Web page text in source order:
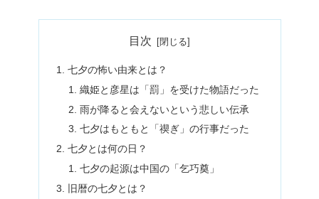
目次
七夕の怖い由来とは？
織姫と彦星は「罰」を受けた物語だった
雨が降ると会えないという悲しい伝承
七夕はもともと「禊ぎ」の行事だった
七夕とは何の日？
七夕の起源は中国の「乞巧奠」
旧暦の七夕とは？